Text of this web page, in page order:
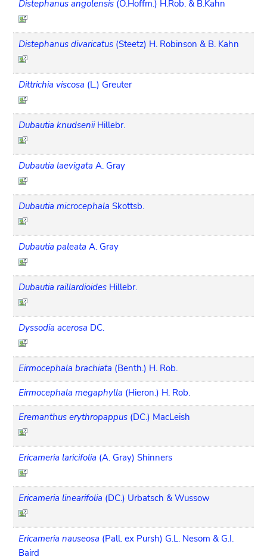
Distephanus angolensis (O.Hoffm.) H.Rob. & B.Kahn
Distephanus divaricatus (Steetz) H. Robinson & B. Kahn
Dittrichia viscosa (L.) Greuter
Dubautia knudsenii Hillebr.
Dubautia laevigata A. Gray
Dubautia microcephala Skottsb.
Dubautia paleata A. Gray
Dubautia raillardioides Hillebr.
Dyssodia acerosa DC.
Eirmocephala brachiata (Benth.) H. Rob.
Eirmocephala megaphylla (Hieron.) H. Rob.
Eremanthus erythropappus (DC.) MacLeish
Ericameria laricifolia (A. Gray) Shinners
Ericameria linearifolia (DC.) Urbatsch & Wussow
Ericameria nauseosa (Pall. ex Pursh) G.L. Nesom & G.I.
Baird